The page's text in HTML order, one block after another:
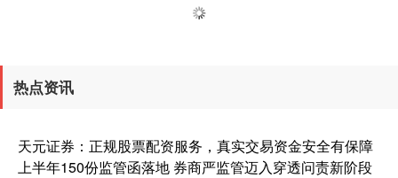
热点资讯
天元证券：正规股票配资服务，真实交易资金安全有保障
上半年150份监管函落地 券商严监管迈入穿透问责新阶段